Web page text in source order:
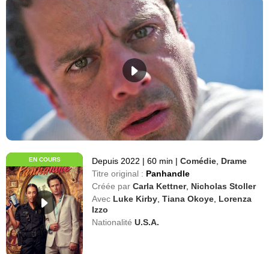
EN COURS Depuis 2022 | 60 min | Comédie Drame
Titre original : Panhandle
Créée par Carla Kettner, Nicholas Stoller
Avec Luke Kirby ,Tiana Okoye Lorenza
Izzo
Nationalité U.S.A.